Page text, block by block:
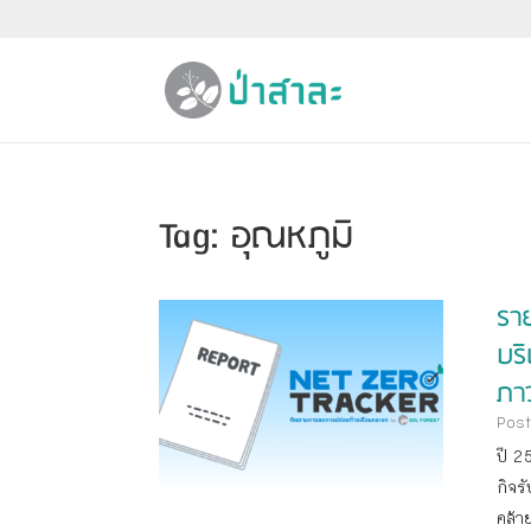
Tag: อุณหภูมิ
ร
บ
ภ
ปี
กิจรั
คล้า